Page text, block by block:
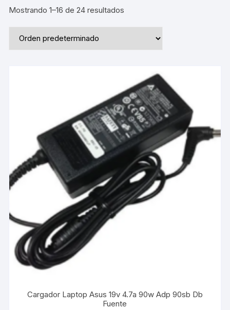
Mostrando 1–16 de 24 resultados
Cargador Laptop Asus 19v 4.7a 90w Adp 90sb Db
Fuente